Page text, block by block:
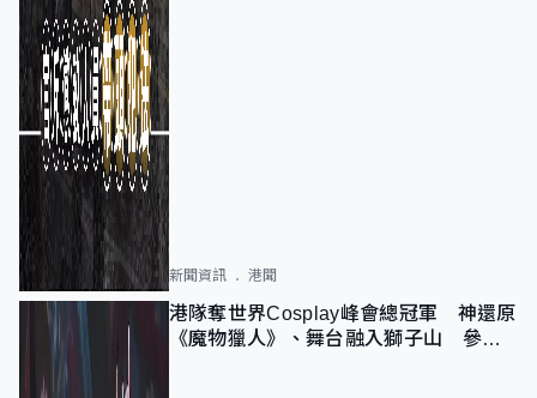
新聞資訊 港聞
港隊奪世界Cosplay峰會總冠軍 神還原
《魔物獵人》、舞台融入獅子山 參賽